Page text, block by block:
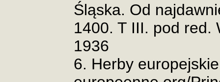
Śląska. Od
1400. T III. pod red.
1936
6. Herby